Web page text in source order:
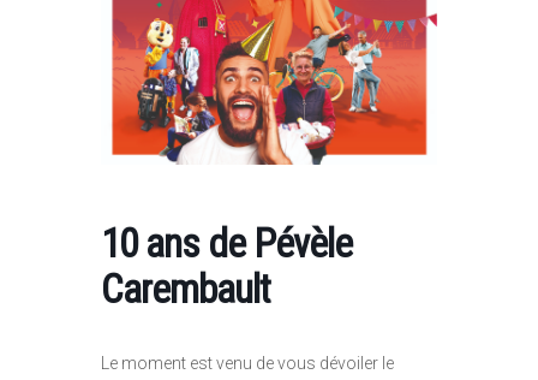
10 ans de Pévèle
Carembault
Le moment est venu de vous dévoiler le